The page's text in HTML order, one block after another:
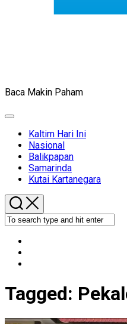
Baca Makin Paham
Expand
Kaltim Hari Ini
Nasional
Balikpapan
Samarinda
Kutai Kartanegara
Tagged: